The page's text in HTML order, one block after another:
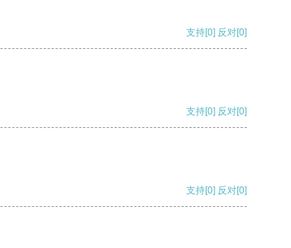
支持[0] 反对[0]
支持[0] 反对[0]
支持[0] 反对[0]